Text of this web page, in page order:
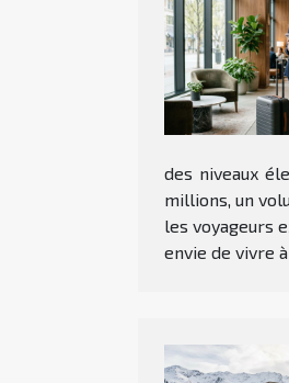
des niveaux
millions, un
les voyageurs
envie de vivre